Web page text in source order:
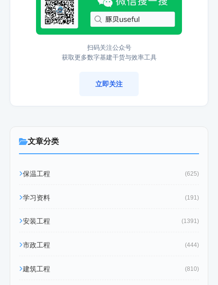
扫码关注公众号
获取更多数字基建干货与效率工具
立即关注
文章分类
保温工程 (625)
学习资料 (191)
安装工程 (1391)
市政工程 (444)
建筑工程 (810)